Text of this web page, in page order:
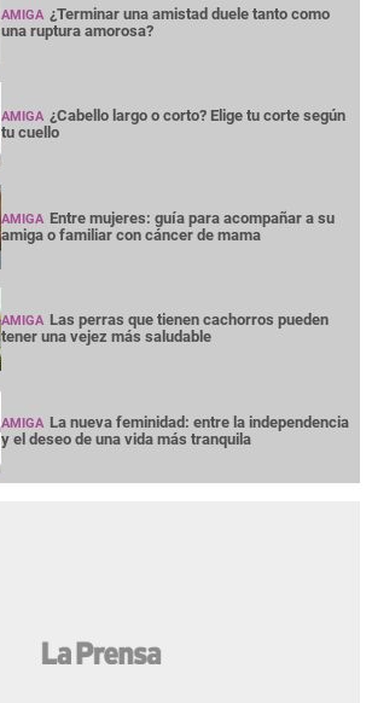
AMIGA ¿Terminar una amistad duele tanto como
una ruptura amorosa?
AMIGA ¿Cabello largo o corto? Elige tu corte según
tu cuello
AMIGA Entre mujeres: guía para acompañar a su
amiga o familiar con cáncer de mama
AMIGA Las perras que tienen cachorros pueden
tener una vejez más saludable
AMIGA La nueva feminidad: entre la independencia
y el deseo de una vida más tranquila